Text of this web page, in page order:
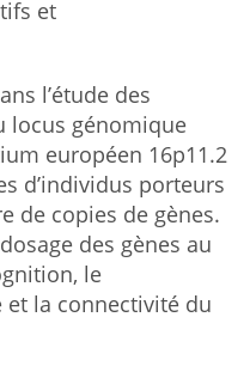
et
l’étude des
locus génomique
européen 16p11.2
d’individus porteurs
de copies de gènes.
des gènes au
le
la connectivité du